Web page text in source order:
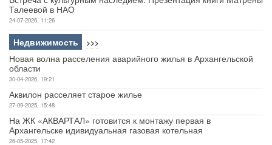
Талеевой в НАО
24-07-2026, 11:26
Недвижимость >>>
Новая волна расселения аварийного жилья в Архангельской
области
30-04-2026, 19:21
Аквилон расселяет старое жилье
27-09-2025, 15:48
На ЖК «АКВАРТАЛ» готовится к монтажу первая в
Архангельске идивидуальная газовая котельная
26-05-2025, 17:42